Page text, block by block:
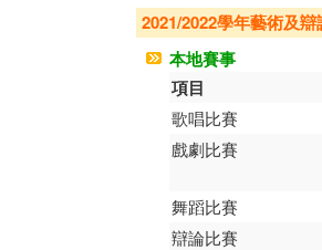
2021/2022學年藝術及
本地賽事
項目
歌唱比賽
戲劇比賽
舞蹈比賽
辯論比賽